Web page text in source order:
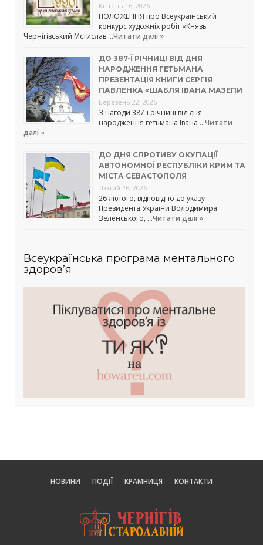
Квітень 16, 2026
ПОЛОЖЕННЯ про Всеукраїнський
конкурс художніх робіт «Князь
Чернігівський Мстислав …Читати далі »
ДО 387-Ї РІЧНИЦІ ВІД ДНЯ
НАРОДЖЕННЯ ГЕТЬМАНА
ПРЕЗЕНТАЦІЯ КНИГИ СЕРГІЯ
ПАВЛЕНКА «ШАБЛЯ ІВАНА МАЗЕПИ
Березень 22, 2026
З нагоди 387-ї річниці від дня
народження гетьмана Івана …Читати
далі »
ДО ДНЯ СПРОТИВУ ОКУПАЦІЇ
АВТОНОМНОЇ РЕСПУБЛІКИ КРИМ ТА
МІСТА СЕВАСТОПОЛЯ
Лютий 26, 2026
26 лютого, відповідно до указу
Президента України Володимира
Зеленського, …Читати далі »
Всеукраїнська програма ментального
здоров’я
НОВИНИ ПОДІЇ КРАМНИЦЯ КОНТАКТИ